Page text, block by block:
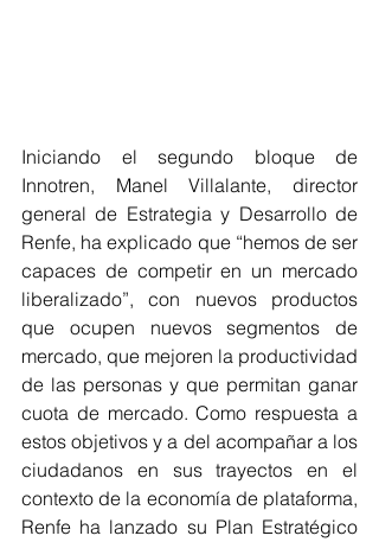
Iniciando el segundo bloque de
Innotren, Manel Villalante, director
general de Estrategia y Desarrollo de
Renfe, ha explicado que “hemos de ser
capaces de competir en un mercado
liberalizado”, con nuevos productos
que ocupen nuevos segmentos de
mercado, que mejoren la productividad
de las personas y que permitan ganar
cuota de mercado. Como respuesta a
estos objetivos y a del acompañar a los
ciudadanos en sus trayectos en el
contexto de la economía de plataforma,
Renfe ha lanzado su Plan Estratégico